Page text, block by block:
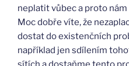
neplatit vůbec a proto
Moc dobře víte, že
dostat do existenčních
například jen sdílením